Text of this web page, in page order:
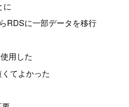
に
RDSに一部データを移行
用した
てよかった